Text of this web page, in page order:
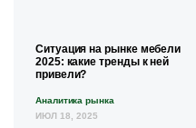
Ситуация на рынке мебели
2025: какие тренды к ней
привели?
Аналитика рынка
ИЮЛ 18, 2025